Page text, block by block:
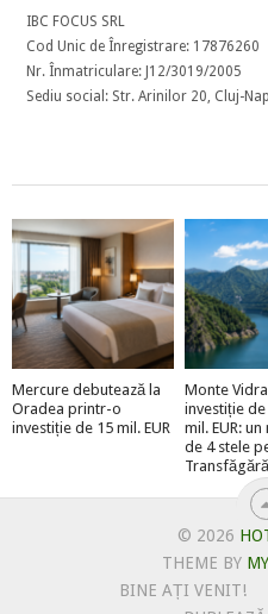
IBC FOCUS SRL
Cod Unic de Înregistrare: 17876260
Nr. Înmatriculare: J12/3019/2005
Sediu social: Str. Arinilor 20, Cluj-
Mercure debutează la
Oradea printr-o
investiție de 15 mil. EUR
Monte
investiție
mil. EUR:
de 4 stele
© 2026
THEME BY
BINE AȚI VENIT!